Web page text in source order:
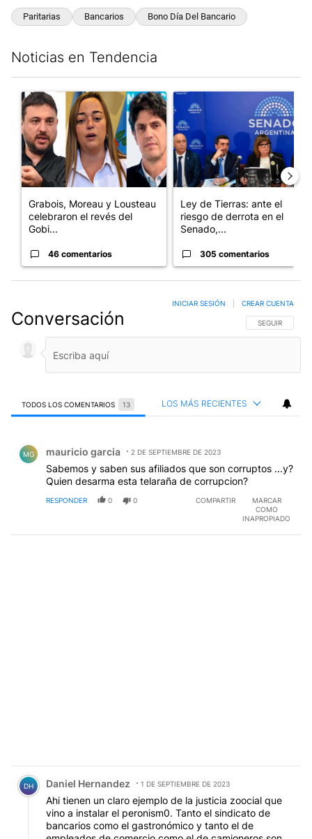
Paritarias Bancarios Bono Día Del Bancario
Noticias en Tendencia
Un artículo de tendencia con el título "Grabois, Moreau y
Grabois, Moreau y Lousteau
celebraron el revés del
Gobi...
46 comentarios
Un artículo de tendencia con
Ley de Tierras: ante el
riesgo de derrota en el
Senado,...
305 comentarios
Conversación SIGA ESTA
SEGUIR
INICIAR SESIÓN CREAR CUENTA
TODOS LOS COMENTARIOS 13 LOS MÁS RECIENTES
MG mauricio garcia 2 DE SEPTIEMBRE DE 2023
Sabemos y saben sus afiliados que son corruptos ...y?
Quien desarma esta telaraña de corrupcion?
RESPONDER 0 0 COMPARTIR
MARCAR
COMO
INAPROPIADO
Comentario de Daniel Hernandez.
DH Daniel Hernandez 1 DE SEPTIEMBRE DE 2023
Ahi tienen un claro ejemplo de la justicia zoocial que
vino a instalar el peronism0. Tanto el sindicato de
bancarios como el gastronómico y tanto el de